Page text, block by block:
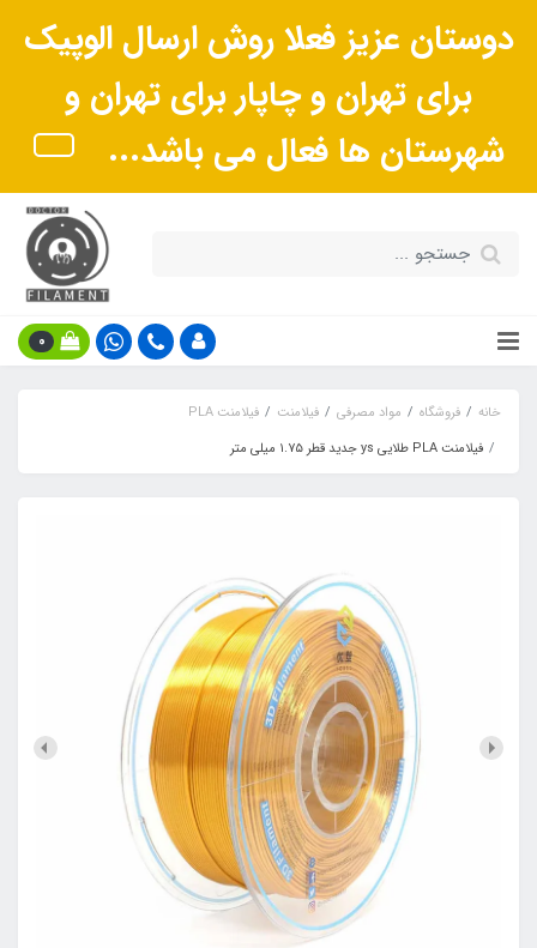
دوستان عزیز فعلا روش ارسال الوپیک
برای تهران و چاپار برای تهران و
شهرستان ها فعال می باشد...
0
خانه فروشگاه مواد مصرفی فیلامنت
فیلامنت PLA
فیلامنت PLA طلایی ys جدید قطر ۱.۷۵ میلی متر